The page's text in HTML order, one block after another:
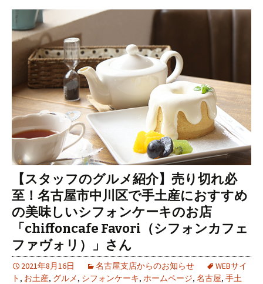
【スタッフのグルメ紹介】売り切れ必
至！名古屋市中川区で手土産におすすめ
の美味しいシフォンケーキのお店
「chiffoncafe Favori（シフォンカフェ
ファヴォリ）」さん
2021年8月16日 名古屋支店からのお知らせ
WEBサイ
ト , お土産, グルメ, シフォンケーキ, ホームページ, 名古屋, 手土